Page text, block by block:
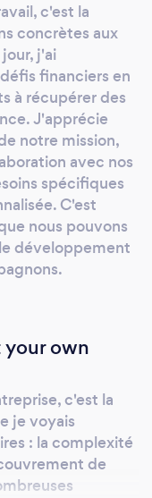
c'est la
concrètes aux
j'ai
financiers en
à récupérer des
J'apprécie
notre mission,
avec nos
spécifiques
C'est
nous pouvons
développement
own
c'est la
je voyais
: la complexité
de